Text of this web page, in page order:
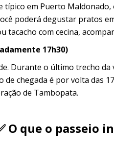
em Puerto
poderá degustar pratos
com cecina,
17h30)
Durante o último trecho da
chegada é por volta das
de Tambopata.
O que o passeio